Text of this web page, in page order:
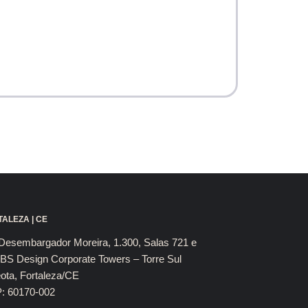
| CE
Moreira, 1.300, Salas 721 e
Design Corporate Towers – Torre Sul
Fortaleza/CE
60170-002